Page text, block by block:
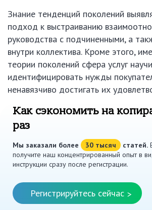
Знание тенденций поколений
подход к выстраиванию
руководства с подчиненными, а
внутри коллектива. Кроме этого,
теории поколений сфера услуг
идентифицировать нужды
ненавязчиво достигать их
Как сэкономить на
раз
Мы заказали более 30 тысяч статей.
получите наш концентрированный опыт в
инструкции сразу после регистрации.
Регистрируйтесь сейчас >